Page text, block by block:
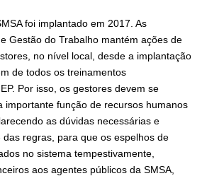
foi implantado em 2017. As
Gestão do Trabalho mantém ações de
no nível local, desde a implantação
de todos os treinamentos
Por isso, os gestores devem se
importante função de recursos humanos
as dúvidas necessárias e
regras, para que os espelhos de
no sistema tempestivamente,
aos agentes públicos da SMSA,